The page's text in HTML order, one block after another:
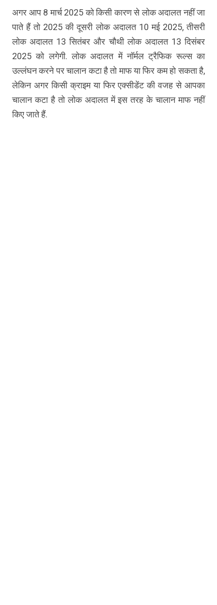
अगर आप 8 मार्च 2025 को किसी कारण से लोक अदालत नहीं जा
पाते हैं तो 2025 की दूसरी लोक अदालत 10 मई 2025, तीसरी
लोक अदालत 13 सितंबर और चौथी लोक अदालत 13 दिसंबर
2025 को लगेगी. लोक अदालत में नॉर्मल ट्रैफिक रूल्स का
उल्लंघन करने पर चालान कटा है तो माफ या फिर कम हो सकता है,
लेकिन अगर किसी क्राइम या फिर एक्सीडेंट की वजह से आपका
चालान कटा है तो लोक अदालत में इस तरह के चालान माफ नहीं
किए जाते हैं.